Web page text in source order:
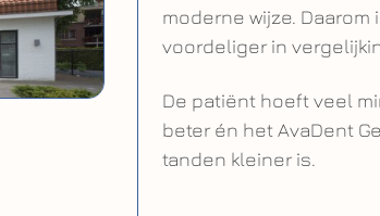
moderne wijze.
voordeliger in
De patiënt hoeft veel
beter én het AvaDent
tanden kleiner is.